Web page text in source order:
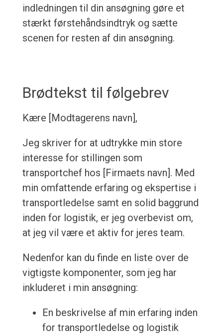
indledningen til din ansøgning gøre et
stærkt førstehåndsindtryk og sætte
scenen for resten af din ansøgning.
Brødtekst til følgebrev
Kære [Modtagerens navn],
Jeg skriver for at udtrykke min store
interesse for stillingen som
transportchef hos [Firmaets navn]. Med
min omfattende erfaring og ekspertise i
transportledelse samt en solid baggrund
inden for logistik, er jeg overbevist om,
at jeg vil være et aktiv for jeres team.
Nedenfor kan du finde en liste over de
vigtigste komponenter, som jeg har
inkluderet i min ansøgning:
En beskrivelse af min erfaring inden
for transportledelse og logistik